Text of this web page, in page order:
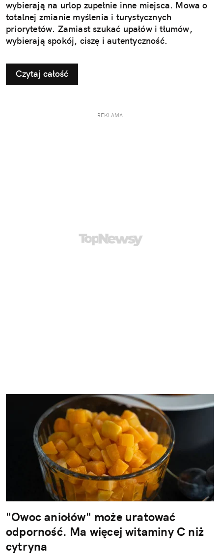
wybierają na urlop zupełnie inne miejsca. Mowa o
totalnej zmianie myślenia i turystycznych
priorytetów. Zamiast szukać upałów i tłumów,
wybierają spokój, ciszę i autentyczność.
Czytaj całość
REKLAMA
"Owoc aniołów" może uratować
odporność. Ma więcej witaminy C niż
cytryna